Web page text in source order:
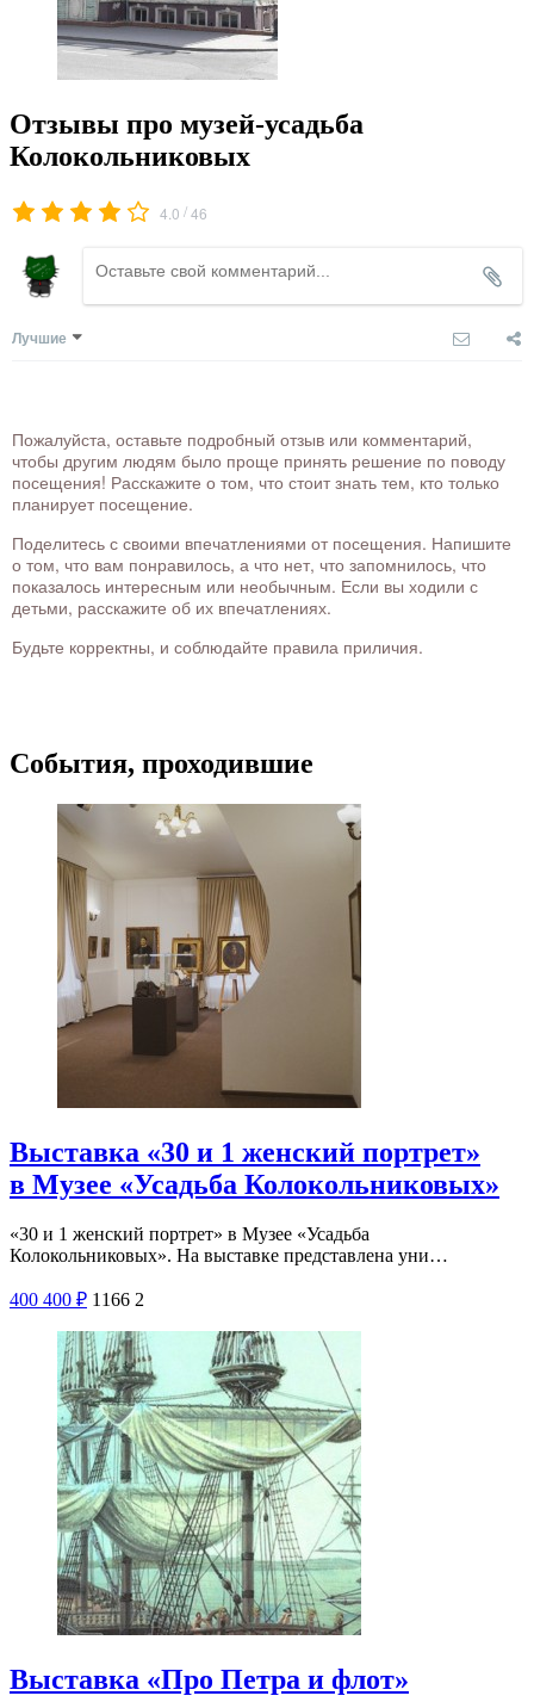
Отзывы про музей-усадьба
Колокольниковых
4.0 /46
Лучшие
Пожалуйста, оставьте подробный отзыв или комментарий,
чтобы другим людям было проще принять решение по поводу
посещения! Расскажите о том, что стоит знать тем, кто только
планирует посещение.
Поделитесь с своими впечатлениями от посещения. Напишите
о том, что вам понравилось, а что нет, что запомнилось, что
показалось интересным или необычным. Если вы ходили с
детьми, расскажите об их впечатлениях.
Будьте корректны, и соблюдайте правила приличия.
События, проходившие
Выставка «30 и 1 женский портрет»
в Музее «Усадьба Колокольниковых»
«30 и 1 женский портрет» в Музее «Усадьба
Колокольниковых». На выставке представлена уни…
400 400 ₽ 1166 2
Выставка «Про Петра и флот»